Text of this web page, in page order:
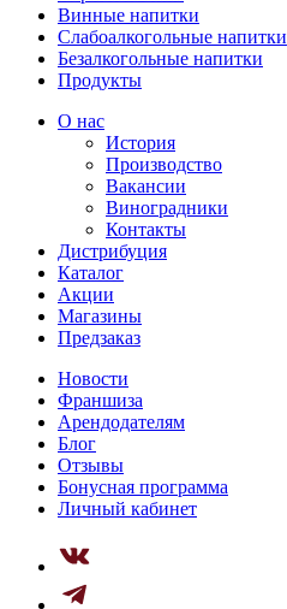
Винные напитки
Слабоалкогольные напитки
Безалкогольные напитки
Продукты
О нас
История
Производство
Вакансии
Виноградники
Контакты
Дистрибуция
Каталог
Акции
Магазины
Предзаказ
Новости
Франшиза
Арендодателям
Блог
Отзывы
Бонусная программа
Личный кабинет